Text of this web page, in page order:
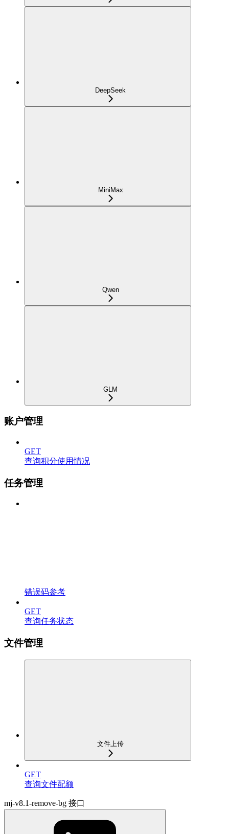
DeepSeek
MiniMax
Qwen
GLM
账户管理
GET
查询积分使用情况
任务管理
错误码参考
GET
查询任务状态
文件管理
文件上传
GET
查询文件配额
mj-v8.1-remove-bg 接口